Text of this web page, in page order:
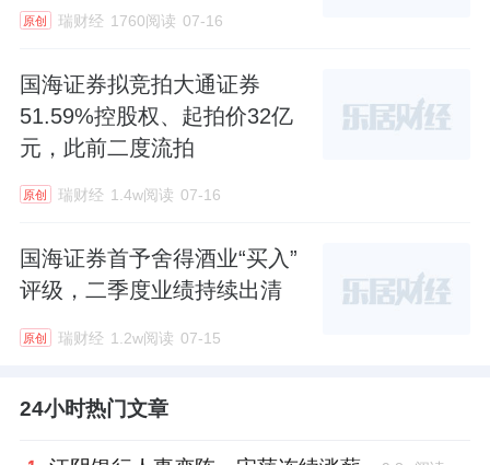
原创 瑞财经 1760阅读 07-16
国海证券拟竞拍大通证券
51.59%控股权、起拍价32亿
元，此前二度流拍
原创 瑞财经 1.4w阅读 07-16
国海证券首予舍得酒业“买入”
评级，二季度业绩持续出清
原创 瑞财经 1.2w阅读 07-15
24小时热门文章